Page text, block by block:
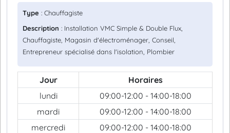
Type : Chauffagiste
Description : Installation VMC Simple & Double Flux,
Chauffagiste, Magasin d'électroménager, Conseil,
Entrepreneur spécialisé dans l'isolation, Plombier
Jour
Horaires
lundi
09:00-12:00 - 14:00-18:00
mardi
09:00-12:00 - 14:00-18:00
mercredi
09:00-12:00 - 14:00-18:00